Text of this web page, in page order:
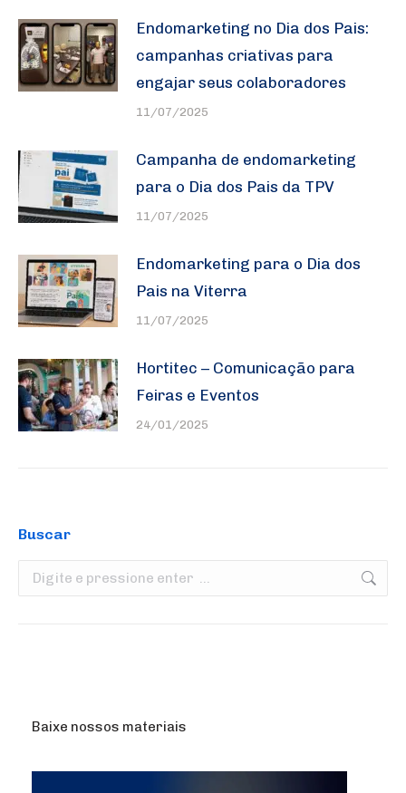
Endomarketing no Dia dos Pais:
campanhas criativas para
engajar seus colaboradores
11/07/2025
Campanha de endomarketing
para o Dia dos Pais da TPV
11/07/2025
Endomarketing para o Dia dos
Pais na Viterra
11/07/2025
Hortitec – Comunicação para
Feiras e Eventos
24/01/2025
Buscar
Search:
Baixe nossos materiais